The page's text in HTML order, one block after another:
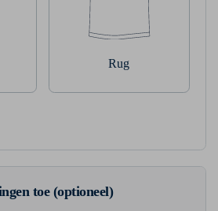
Rug
toe (optioneel)